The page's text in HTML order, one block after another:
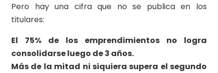
Pero hay una cifra que no se publica en los
titulares:
El 75% de los emprendimientos no logra
consolidarse luego de 3 años.
Más de la mitad ni siquiera supera el segundo